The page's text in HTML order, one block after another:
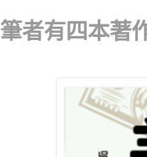
筆者有四本著